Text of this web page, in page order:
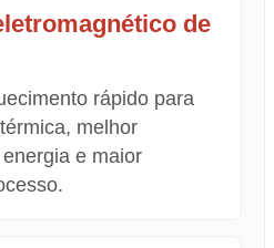
de
rápido para
melhor
e maior